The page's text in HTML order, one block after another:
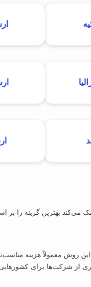
بهترین گزینه را بر
روش معمولاً هزینه
از شرکت‌ها برای